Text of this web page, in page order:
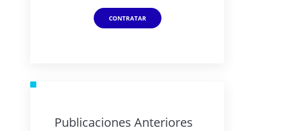
CONTRATAR
Publicaciones Anteriores